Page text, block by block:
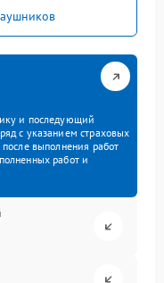
и последующий
с указанием страховых
выполнения работ
работ и